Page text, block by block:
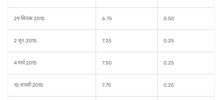
29 सितंबर 2015 6.75 0.50
2 जून, 2015 7.25 0.25
4 मार्च 2015 7.50 0.25
15 जनवरी 2015 7.75 0.25